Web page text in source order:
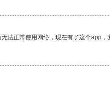
法正常使用网络，现在有了这个app，